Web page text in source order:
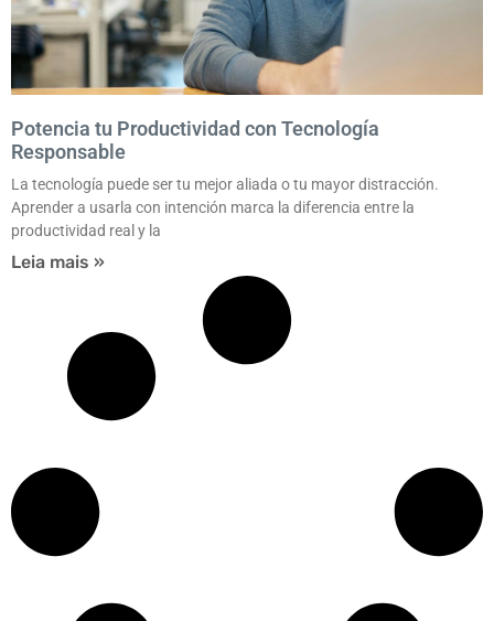
Potencia tu Productividad con Tecnología
Responsable
La tecnología puede ser tu mejor aliada o tu mayor distracción.
Aprender a usarla con intención marca la diferencia entre la
productividad real y la
Leia mais »